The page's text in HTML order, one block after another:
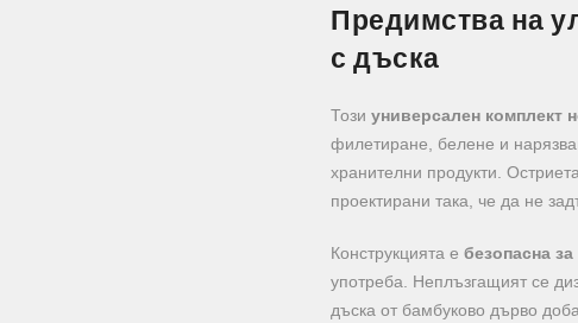
Предимства на
с дъска
Този универсален комплект
филетиране, белене и
хранителни продукти.
проектирани така, че да не
Конструкцията е безопасна за
употреба. Неплъзгащият се
дъска от бамбуково дърво